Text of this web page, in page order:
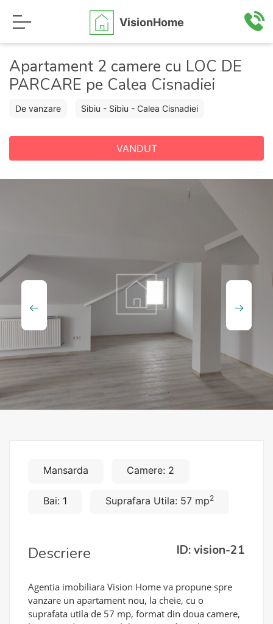
VisionHome
Apartament 2 camere cu LOC DE
PARCARE pe Calea Cisnadiei
De vanzare Sibiu - Sibiu - Calea Cisnadiei
VANDUT
Mansarda Camere: 2
Bai: 1 Suprafara Utila: 57 mp2
Descriere ID: vision-21
Agentia imobiliara Vision Home va propune spre
vanzare un apartament nou, la cheie, cu o
suprafata utila de 57 mp, format din doua camere,